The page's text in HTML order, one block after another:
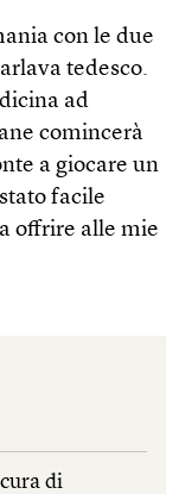
con le due
tedesco.
ad
comincerà
a giocare un
facile
offrire alle mie
di